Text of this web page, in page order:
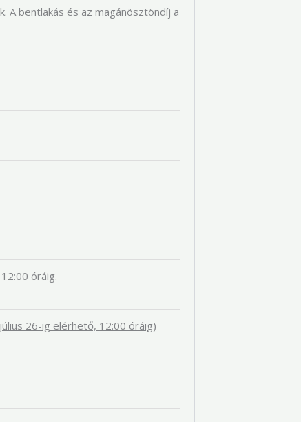
A bentlakás és az magánösztöndíj a
óráig.
26-ig elérhető, 12:00 óráig)